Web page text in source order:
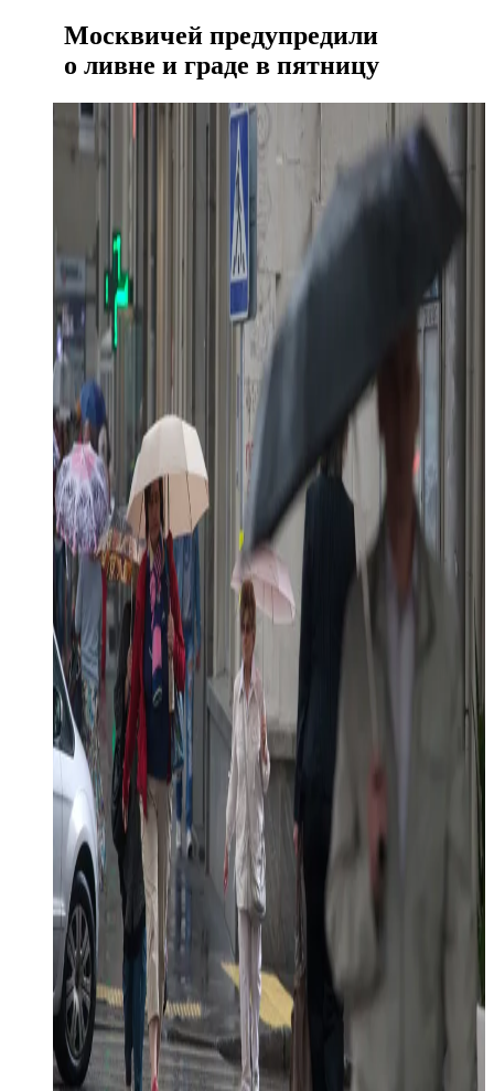
Москвичей предупредили
о ливне и граде в пятницу